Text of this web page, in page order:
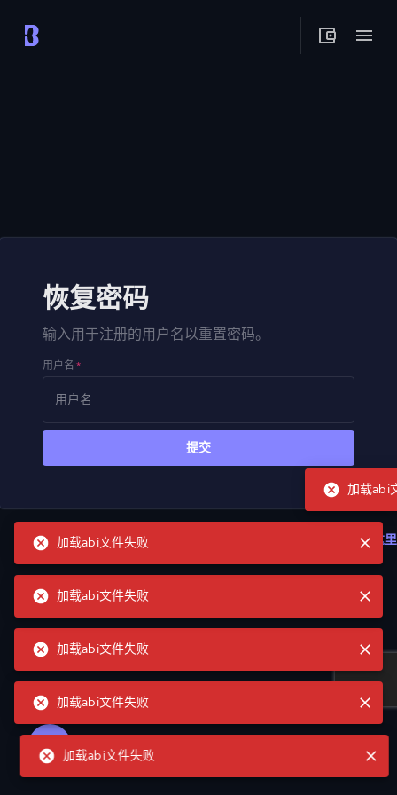
恢复密码
输入用于注册的用户名以重置密码。
用户名 *
提交
点击这里
©2026-
加载abi文件失败
加载abi文件失败
加载abi文件失败
加载abi文件失败
加载abi文件失败